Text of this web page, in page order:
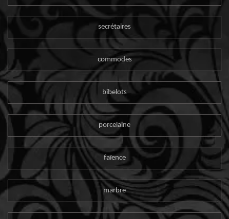
secrétaires
commodes
bibelots
porcelaine
faïence
marbre